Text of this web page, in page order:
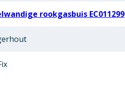
rookgasbuis EC011299